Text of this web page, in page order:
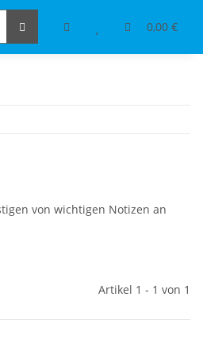
0,00 €
Tischdeko & Accessoires
von wichtigen Notizen an
Artikel 1 - 1 von 1